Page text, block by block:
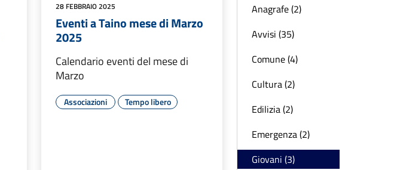
28 FEBBRAIO 2025
Eventi a Taino mese di Marzo
2025
Calendario eventi del mese di
Marzo
Associazioni Tempo libero
Anagrafe (2)
Avvisi (35)
Comune (4)
Cultura (2)
Edilizia (2)
Emergenza (2)
Giovani (3)